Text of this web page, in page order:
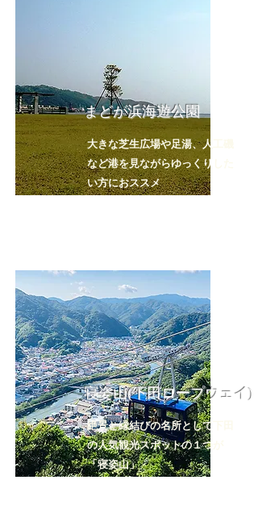
まどが浜海遊公園
大きな芝生広場や足湯、人工磯
など港を見ながらゆっくりした
い方におススメ
寝姿山(下田ロープウェイ)
絶景と縁結びの名所として下田
の人気観光スポットの１つが
「寝姿山」